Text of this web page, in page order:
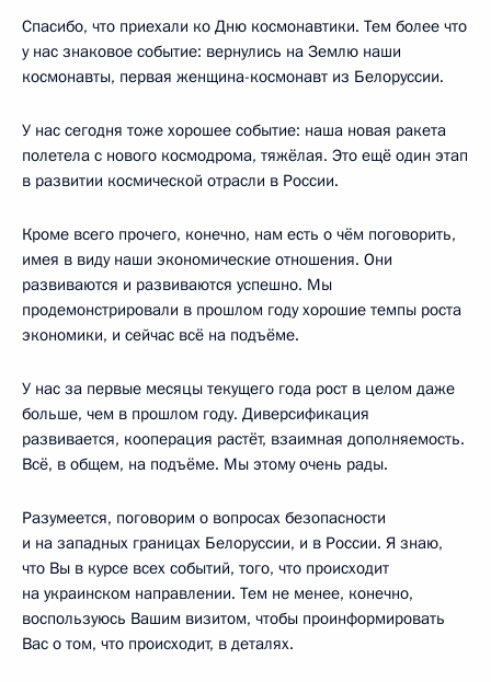
Спасибо, что приехали ко Дню космонавтики. Тем более что
у нас знаковое событие: вернулись на Землю наши
космонавты, первая женщина-космонавт из Белоруссии.
У нас сегодня тоже хорошее событие: наша новая ракета
полетела с нового космодрома, тяжёлая. Это ещё один этап
в развитии космической отрасли в России.
Кроме всего прочего, конечно, нам есть о чём поговорить,
имея в виду наши экономические отношения. Они
развиваются и развиваются успешно. Мы
продемонстрировали в прошлом году хорошие темпы роста
экономики, и сейчас всё на подъёме.
У нас за первые месяцы текущего года рост в целом даже
больше, чем в прошлом году. Диверсификация
развивается, кооперация растёт, взаимная дополняемость.
Всё, в общем, на подъёме. Мы этому очень рады.
Разумеется, поговорим о вопросах безопасности
и на западных границах Белоруссии, и в России. Я знаю,
что Вы в курсе всех событий, того, что происходит
на украинском направлении. Тем не менее, конечно,
воспользуюсь Вашим визитом, чтобы проинформировать
Вас о том, что происходит, в деталях.